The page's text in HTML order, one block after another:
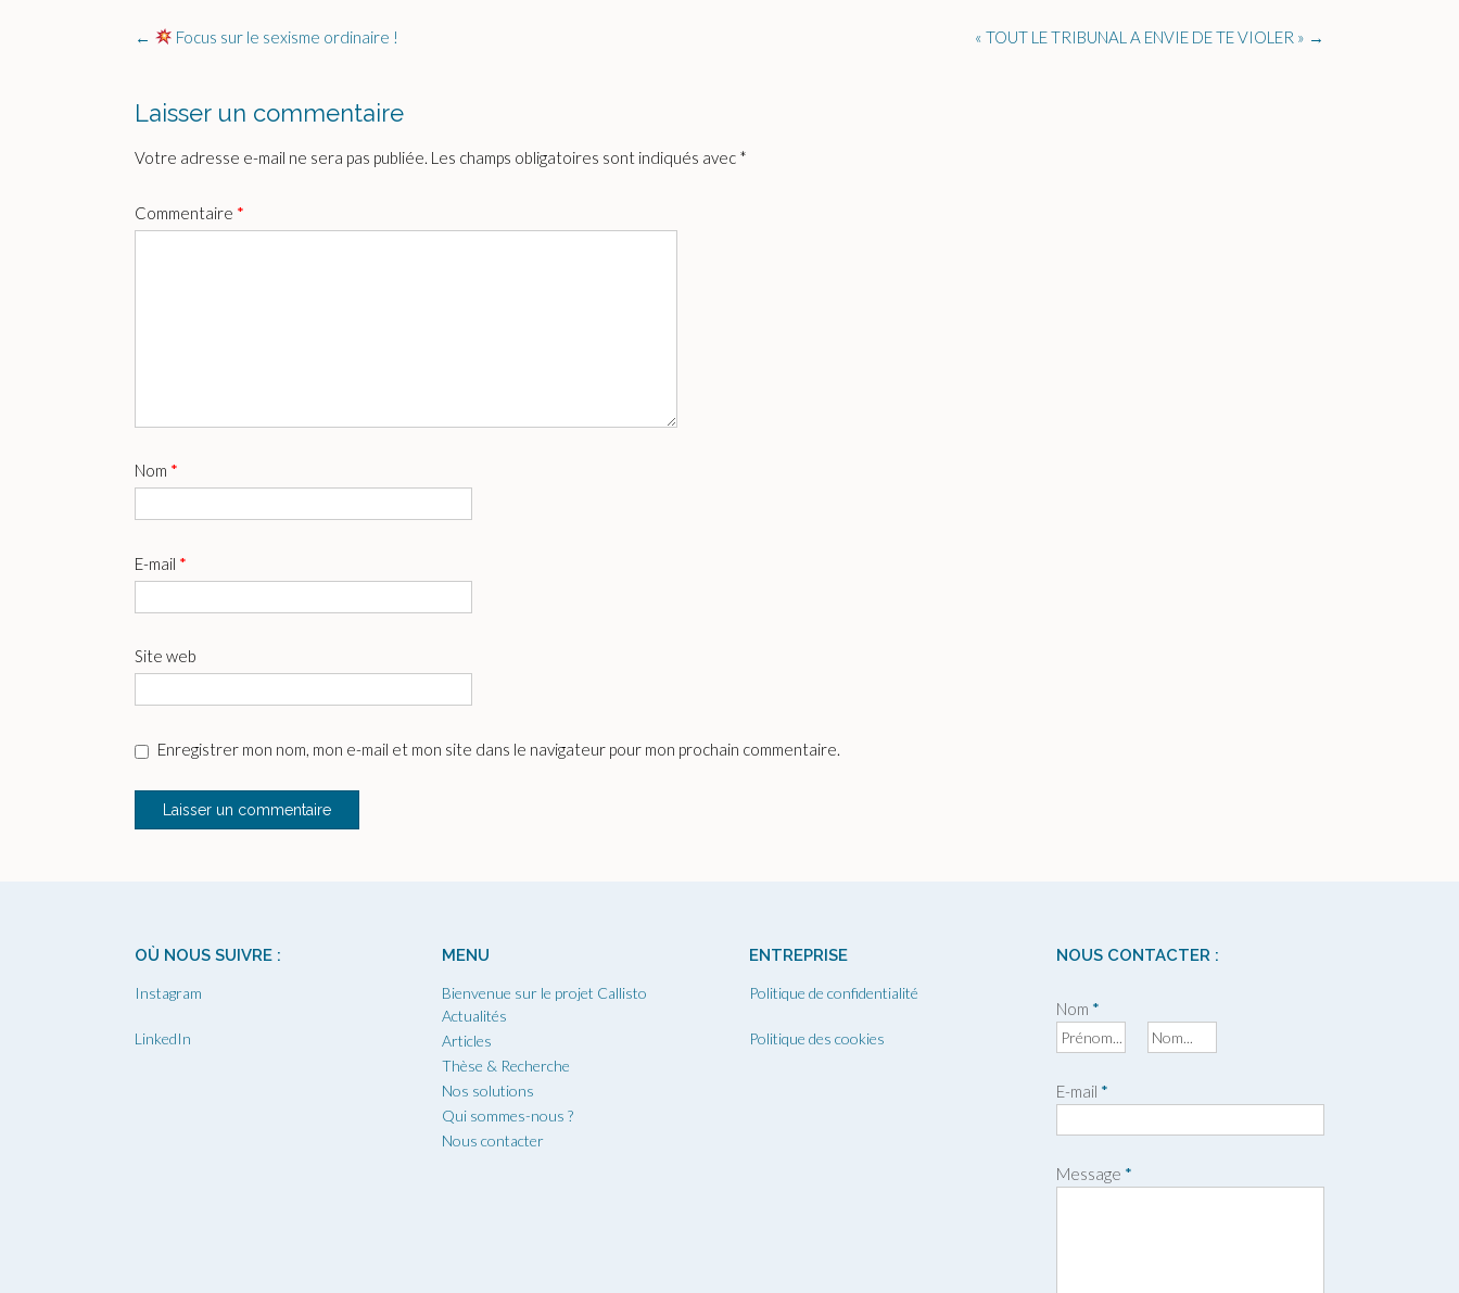
Post
« TOUT LE TRIBUNAL A ENVIE DE TE VIOLER » →
← Focus sur le sexisme ordinaire !
Laisser un commentaire
Votre adresse e-mail ne sera pas publiée. Les champs obligatoires sont indiqués avec *
Commentaire *
Nom *
E-mail *
Site web
Enregistrer mon nom, mon e-mail et mon site dans le navigateur pour mon prochain commentaire.
OÙ NOUS SUIVRE :
Instagram
LinkedIn
MENU
Bienvenue sur le projet Callisto
Actualités
Articles
Thèse & Recherche
Nos solutions
Qui sommes-nous ?
Nous contacter
ENTREPRISE
Politique de confidentialité
Politique des cookies
NOUS CONTACTER :
Nom *
é
E-mail *
Message *